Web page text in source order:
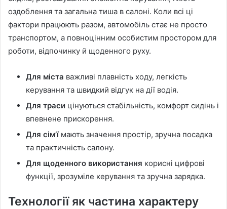
оздоблення та загальна тиша в салоні. Коли всі ці
фактори працюють разом, автомобіль стає не просто
транспортом, а повноцінним особистим простором для
роботи, відпочинку й щоденного руху.
Для міста важливі плавність ходу, легкість
керування та швидкий відгук на дії водія.
Для траси цінуються стабільність, комфорт сидінь і
впевнене прискорення.
Для сім’їмають значення простір, зручна посадка
та практичність салону.
Для щоденного використання корисні цифрові
функції, зрозуміле керування та зручна зарядка.
Технології як частина характеру